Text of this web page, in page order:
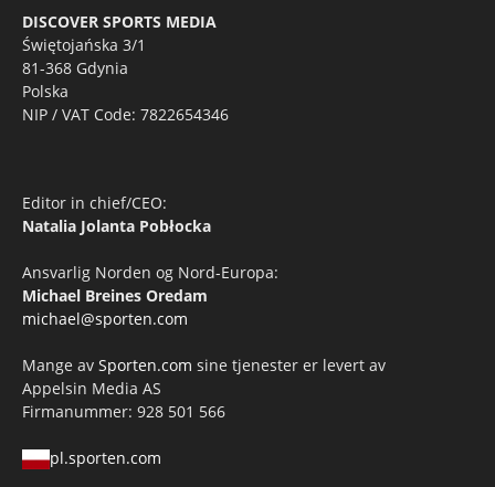
DISCOVER SPORTS MEDIA
Świętojańska 3/1
81-368 Gdynia
Polska
NIP / VAT Code: 7822654346
Editor in chief/CEO:
Natalia Jolanta Pobłocka
Ansvarlig Norden og Nord-Europa:
Michael Breines Oredam
michael@sporten.com
Mange av Sporten.com sine tjenester er levert av
Appelsin Media AS
Firmanummer: 928 501 566
pl.sporten.com